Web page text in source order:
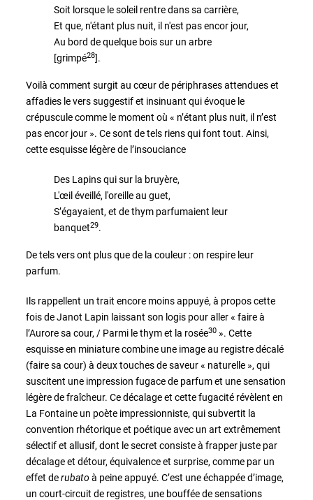
Soit lorsque le soleil rentre dans sa carrière,
Et que, n'étant plus nuit, il n'est pas encor jour,
Au bord de quelque bois sur un arbre
[grimpé28].
Voilà comment surgit au cœur de périphrases attendues et
affadies le vers suggestif et insinuant qui évoque le
crépuscule comme le moment où « n’étant plus nuit, il n’est
pas encor jour ». Ce sont de tels riens qui font tout. Ainsi,
cette esquisse légère de l’insouciance
Des Lapins qui sur la bruyère,
L'œil éveillé, l'oreille au guet,
S’égayaient, et de thym parfumaient leur
banquet29.
De tels vers ont plus que de la couleur : on respire leur
parfum.
Ils rappellent un trait encore moins appuyé, à propos cette
fois de Janot Lapin laissant son logis pour aller « faire à
l’Aurore sa cour, / Parmi le thym et la rosée30 ». Cette
esquisse en miniature combine une image au registre décalé
(faire sa cour) à deux touches de saveur « naturelle », qui
suscitent une impression fugace de parfum et une sensation
légère de fraîcheur. Ce décalage et cette fugacité révèlent en
La Fontaine un poète impressionniste, qui subvertit la
convention rhétorique et poétique avec un art extrêmement
sélectif et allusif, dont le secret consiste à frapper juste par
décalage et détour, équivalence et surprise, comme par un
effet derubatoà peine appuyé. C’est une échappée d’image,
un court-circuit de registres, une bouffée de sensations